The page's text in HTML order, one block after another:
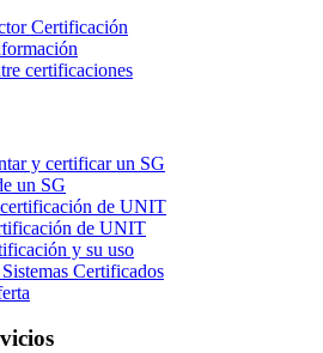
Certificación
certificaciones
y certificar un SG
un SG
de UNIT
de UNIT
y su uso
Certificados